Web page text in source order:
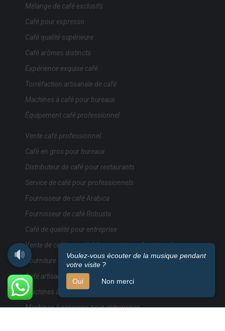
Mélange de café exclusifs
Café pour expresso
Café qualité supérieure
Café arômes distincts
Expérience exquise café
Torréfaction artisanale de café
Machines à café pour bureaux
Équipement café professionnel
Vente café professionnel
Café en gros pour bureaux
Distributeur de café pour restaurants
Service de café pour professionnels
Fournisseur de café Arabica
Fournisseur de café Robusta
Café de qualité pour entreprise
Vente de café pour établissements professionnels
Fourniture de café en vrac
Café artisanal pour entreprises
Machines à café professionnels
Machines à expresso pour entreprises
Voulez-vous écouter de la musique pendant
votre visite ?
Oui Non merci